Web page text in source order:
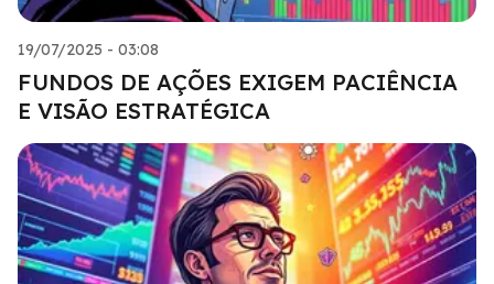
19/07/2025 - 03:08
FUNDOS DE AÇÕES EXIGEM PACIÊNCIA
E VISÃO ESTRATÉGICA